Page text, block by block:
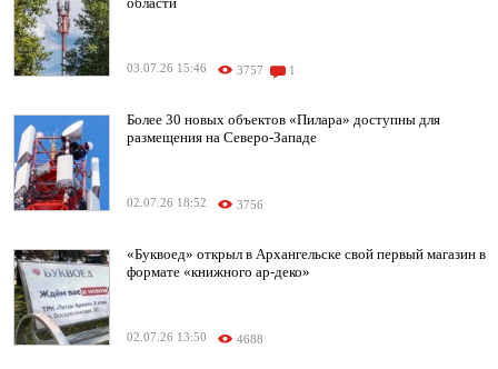
03.07.26 15:46 3757 1
Более 30 новых объектов «Пилара» доступны для
размещения на Северо-Западе
02.07.26 18:52 3756
«Буквоед» открыл в Архангельске свой первый магазин в
формате «книжного ар-деко»
02.07.26 13:50 4688